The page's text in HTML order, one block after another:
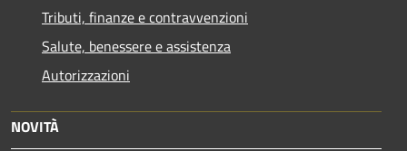
Tributi, finanze e contravvenzioni
Salute, benessere e assistenza
Autorizzazioni
NOVITÀ